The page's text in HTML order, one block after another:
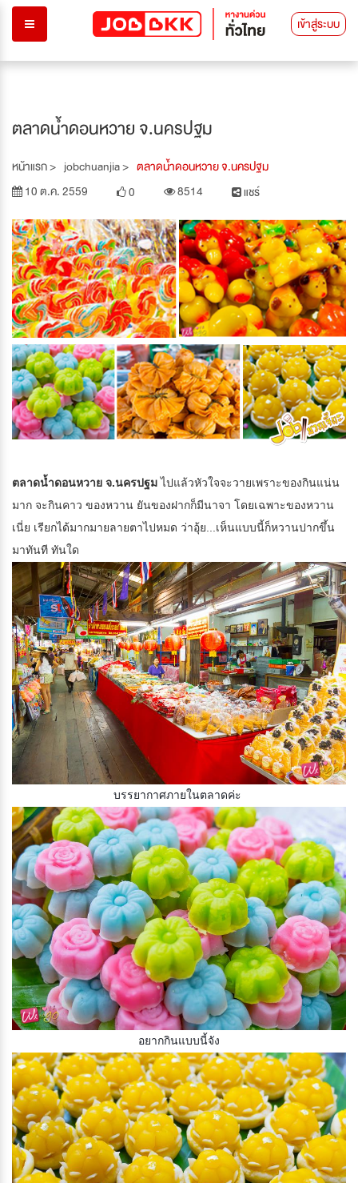
เข้าสู่ระบบ
ตลาดน้ำดอนหวาย จ.นครปฐม
หน้าแรก > jobchuanjia > ตลาดน้ำดอนหวาย จ.นครปฐม
10 ต.ค. 2559
0 8514 แชร์
ตลาดน้ำดอนหวาย จ.นครปฐมไปแล้วหัวใจจะวายเพราะของกินแน่น
มาก จะกินคาว ของหวาน ยันของฝากก็มีนาจา โดยเฉพาะของหวาน
เนี่ย เรียกได้มากมายลายตาไปหมด ว่าอุ้ย...เห็นแบบนี้ก็หวานปากขึ้น
มาทันที ทันใด
บรรยากาศภายในตลาดค่ะ
อยากกินแบบนี้จัง